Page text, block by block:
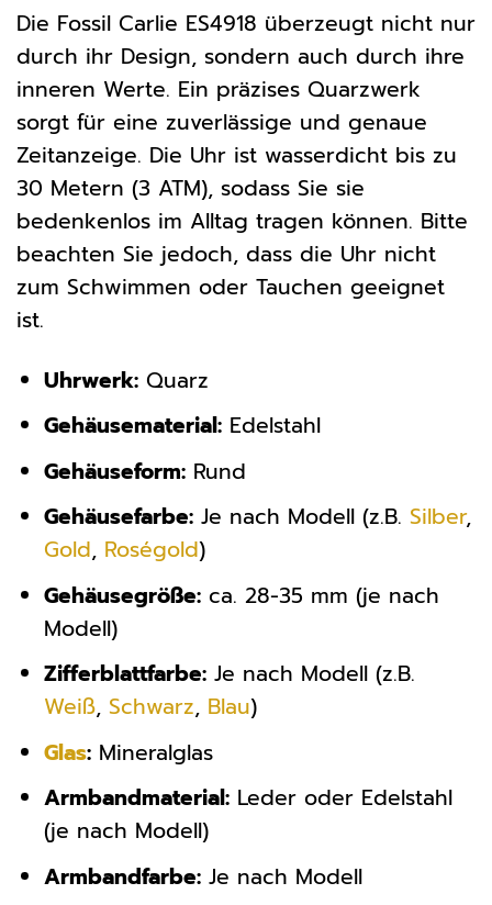
Die Fossil Carlie ES4918 überzeugt nicht nur
durch ihr Design, sondern auch durch ihre
inneren Werte. Ein präzises Quarzwerk
sorgt für eine zuverlässige und genaue
Zeitanzeige. Die Uhr ist wasserdicht bis zu
30 Metern (3 ATM), sodass Sie sie
bedenkenlos im Alltag tragen können. Bitte
beachten Sie jedoch, dass die Uhr nicht
zum Schwimmen oder Tauchen geeignet
ist.
Uhrwerk:Quarz
Gehäusematerial:Edelstahl
Gehäuseform:Rund
Gehäusefarbe:Je nach Modell (z.B. Silber,
Gold, Roségold)
Gehäusegröße:ca. 28-35 mm (je nach
Modell)
Zifferblattfarbe:Je nach Modell (z.B.
Weiß, Schwarz, Blau)
Glas:Mineralglas
Armbandmaterial:Leder oder Edelstahl
(je nach Modell)
Armbandfarbe:Je nach Modell